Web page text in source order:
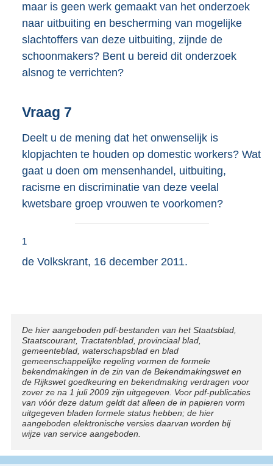
maar is geen werk gemaakt van het onderzoek
naar uitbuiting en bescherming van mogelijke
slachtoffers van deze uitbuiting, zijnde de
schoonmakers? Bent u bereid dit onderzoek
alsnog te verrichten?
Vraag 7
Deelt u de mening dat het onwenselijk is
klopjachten te houden op domestic workers? Wat
gaat u doen om mensenhandel, uitbuiting,
racisme en discriminatie van deze veelal
kwetsbare groep vrouwen te voorkomen?
1
de Volkskrant, 16 december 2011.
Disclaimer
De hier aangeboden pdf-bestanden van het Staatsblad,
Staatscourant, Tractatenblad, provinciaal blad,
gemeenteblad, waterschapsblad en blad
gemeenschappelijke regeling vormen de formele
bekendmakingen in de zin van de Bekendmakingswet en
de Rijkswet goedkeuring en bekendmaking verdragen voor
zover ze na 1 juli 2009 zijn uitgegeven. Voor pdf-publicaties
van vóór deze datum geldt dat alleen de in papieren vorm
uitgegeven bladen formele status hebben; de hier
aangeboden elektronische versies daarvan worden bij
wijze van service aangeboden.